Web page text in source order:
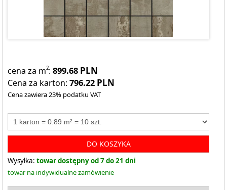
cena za m2:899.68 PLN
Cena za karton:796.22 PLN
Cena zawiera 23% podatku VAT
DO KOSZYKA
Wysyłka: towar dostępny od 7 do 21 dni
towar na indywidualne zamówienie